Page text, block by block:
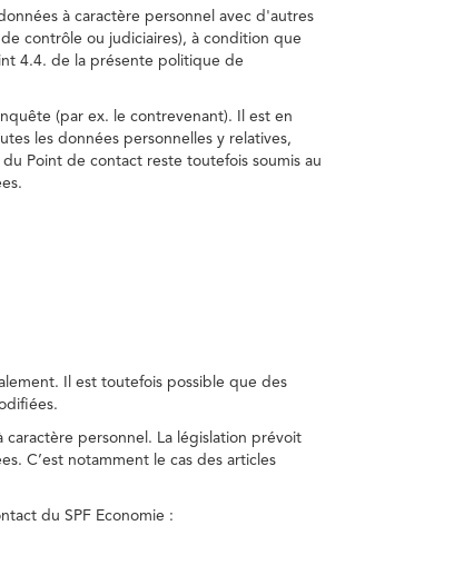
à caractère personnel avec d'autres
contrôle ou judiciaires), à condition que
4.4. de la présente politique de
(par ex. le contrevenant). Il est en
les données personnelles y relatives,
Point de contact reste toutefois soumis au
Il est toutefois possible que des
caractère personnel. La législation prévoit
C’est notamment le cas des articles
du SPF Economie :